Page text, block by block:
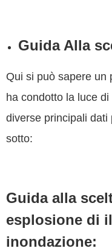
Guida Alla
Qui si può sapere un
ha condotto la luce
diverse principali dati
sotto:
Guida alla
esplosione di
inondazione: